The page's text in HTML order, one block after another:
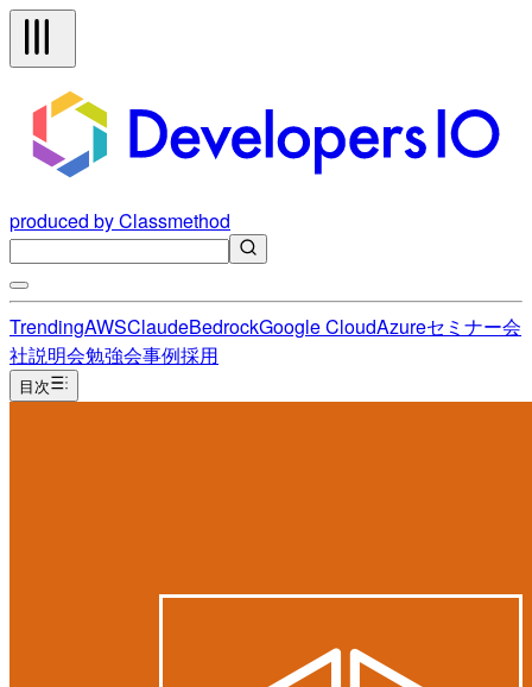
produced by Classmethod
TrendingAWSClaudeBedrockGoogle CloudAzureセミナー会
社説明会勉強会事例採用
目次